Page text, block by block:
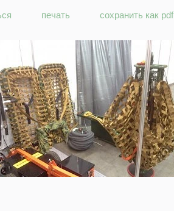
печать сохранить как pdf